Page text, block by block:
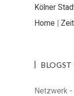
Kölner
Home |
BLOGST
Netzwerk -